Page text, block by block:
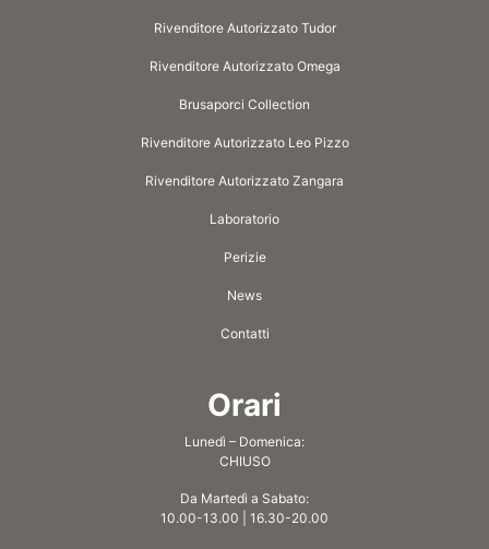
Rivenditore Autorizzato Tudor
Rivenditore Autorizzato Omega
Brusaporci Collection
Rivenditore Autorizzato Leo Pizzo
Rivenditore Autorizzato Zangara
Laboratorio
Perizie
News
Contatti
Orari
Lunedì – Domenica:
CHIUSO
Da Martedì a Sabato:
10.00-13.00 | 16.30-20.00